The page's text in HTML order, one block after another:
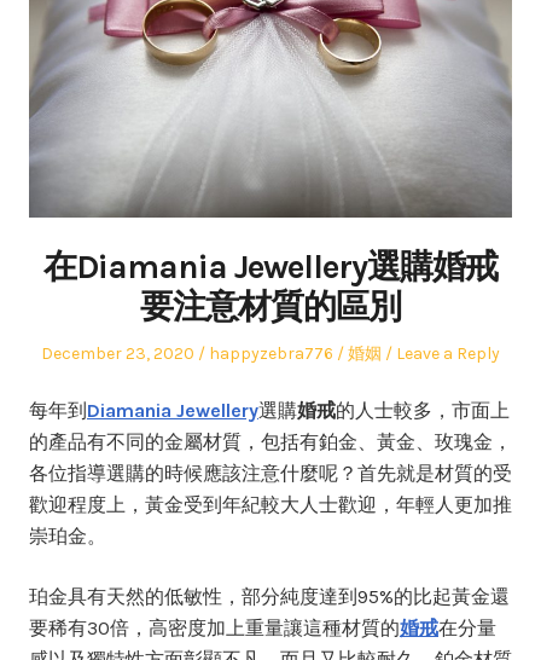
在Diamania Jewellery選購婚戒
要注意材質的區別
Posted
December 23, 2020 Author
happyzebra776
Posted
婚姻 Leave a Reply
每年到Diamania Jewellery選購婚戒的人士較多，市面上
的產品有不同的金屬材質，包括有鉑金、黃金、玫瑰金，
各位指導選購的時候應該注意什麼呢？首先就是材質的受
歡迎程度上，黃金受到年紀較大人士歡迎，年輕人更加推
崇珀金。
珀金具有天然的低敏性，部分純度達到95%的比起黃金還
要稀有30倍，高密度加上重量讓這種材質的婚戒在分量